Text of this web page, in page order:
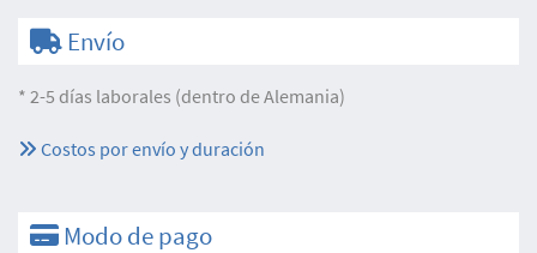
Envío
* 2-5 días laborales (dentro de Alemania)
Costos por envío y duración
Modo de pago